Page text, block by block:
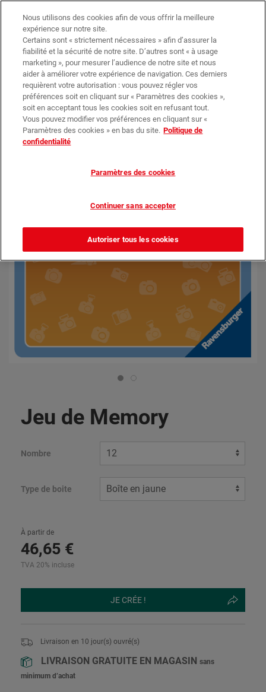
0
Objets Tous les Objets Jeu de Memory
Jeu de Memory
Nombre
Type de boite
À partir de
46,65 €
TVA 20% incluse
JE CRÉE !
Livraison en 10 jour(s) ouvré(s)
LIVRAISON GRATUITE EN MAGASIN sans
minimum d’achat
Nous utilisons des cookies afin de vous offrir la meilleure
expérience sur notre site.
Certains sont « strictement nécessaires » afin d’assurer la
fiabilité et la sécurité de notre site. D’autres sont « à usage
marketing », pour mesurer l’audience de notre site et nous
aider à améliorer votre expérience de navigation. Ces derniers
requièrent votre autorisation : vous pouvez régler vos
préférences soit en cliquant sur « Paramètres des cookies »,
soit en acceptant tous les cookies soit en refusant tout.
Vous pouvez modifier vos préférences en cliquant sur «
Paramètres des cookies » en bas du site. Politique de
confidentialité
Paramètres des cookies
Continuer sans accepter
Autoriser tous les cookies